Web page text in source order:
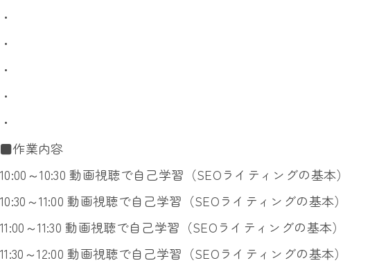
・
・
・
・
・
■作業内容
10:00～10:30 動画視聴で自己学習（SEOライティングの基本）
10:30～11:00 動画視聴で自己学習（SEOライティングの基本）
11:00～11:30 動画視聴で自己学習（SEOライティングの基本）
11:30～12:00 動画視聴で自己学習（SEOライティングの基本）